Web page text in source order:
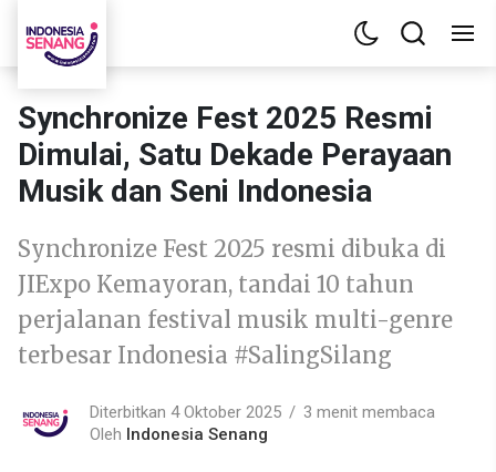
Synchronize Fest 2025 Resmi
Dimulai, Satu Dekade Perayaan
Musik dan Seni Indonesia
Synchronize Fest 2025 resmi dibuka di
JIExpo Kemayoran, tandai 10 tahun
perjalanan festival musik multi-genre
terbesar Indonesia #SalingSilang
Diterbitkan 4 Oktober 2025
3 menit membaca
Oleh Indonesia Senang